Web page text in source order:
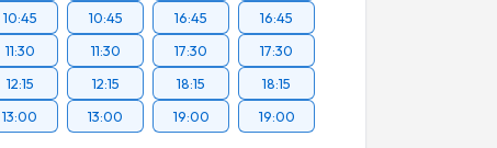
10:45
11:30
12:15
13:00
10:45
11:30
12:15
13:00
16:45
17:30
18:15
19:00
16:45
17:30
18:15
19:00